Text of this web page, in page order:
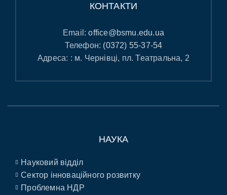
КОНТАКТИ
Email:office@bsmu.edu.ua
Телефон: (0372) 55-37-54
Адреса: : м. Чернівці, пл. Театральна, 2
НАУКА
Науковий відділ
Сектор інноваційного розвитку
Проблемна НДР